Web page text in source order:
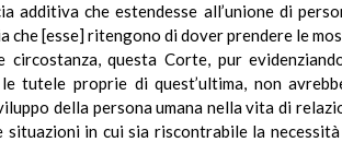
additiva che estendesse all’unione di
che [esse] ritengono di dover prendere le
questa Corte, pur
proprie di quest’ultima, non
della persona umana nella vita di
in cui sia riscontrabile la